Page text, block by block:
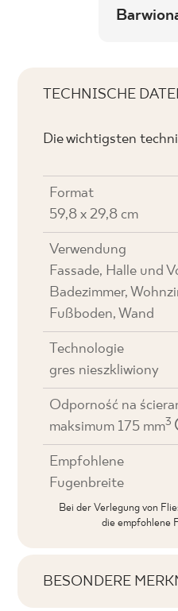
TECHNISCHE
Die wichtigsten
Format
59,8 x 29,8 cm
Verwendung
Fassade, Halle und
Badezimmer,
Fußboden, Wand
Technologie
gres nieszkliwiony
Odporność na
maksimum 175 mm3
Empfohlene
Fugenbreite
Bei der Verlegung von
die empfohlene
BESONDERE